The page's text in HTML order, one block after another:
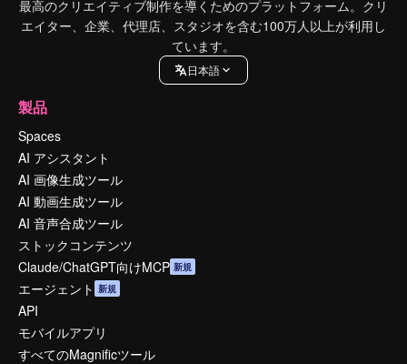
最高のクリエイティブ制作を導くためのプラットフォーム。クリ
エイター、企業、代理店、スタジオを含む100万人以上が利用し
ています。
日本語
製品
Spaces
AI アシスタント
AI 画像生成ツール
AI 動画生成ツール
AI 音声合成ツール
ストックコンテンツ
Claude/ChatGPT向けMCP 新規
エージェント 新規
API
モバイルアプリ
すべてのMagnificツール